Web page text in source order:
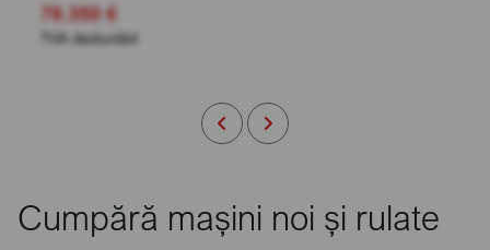
78.350 €
TVA deductibil
Cumpără mașini noi și rulate